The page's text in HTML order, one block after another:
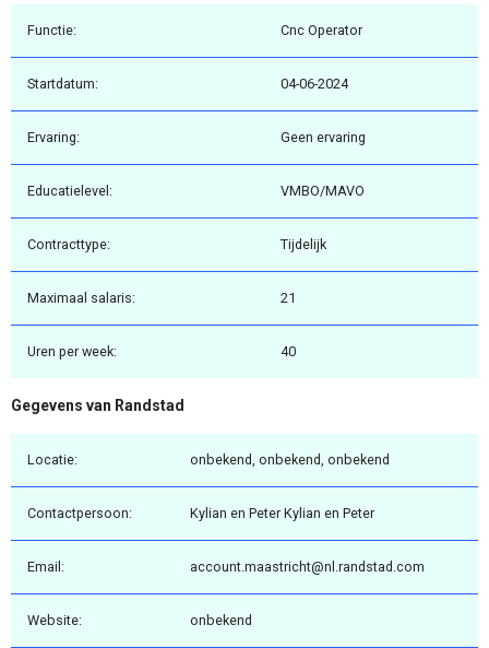
Functie: Cnc Operator
Startdatum: 04-06-2024
Ervaring: Geen ervaring
Educatielevel: VMBO/MAVO
Contracttype: Tijdelijk
Maximaal salaris: 21
Uren per week: 40
Gegevens van Randstad
Locatie: onbekend, onbekend, onbekend
Contactpersoon: Kylian en Peter Kylian en Peter
Email: account.maastricht@nl.randstad.com
Website: onbekend